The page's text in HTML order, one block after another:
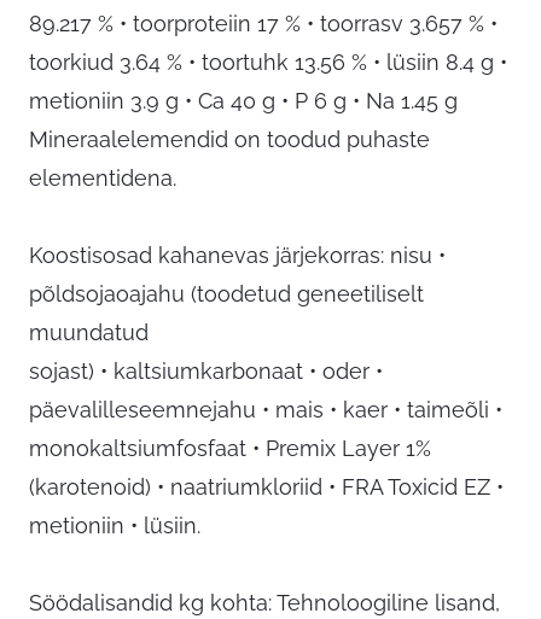
89.217 % • toorproteiin 17 % • toorrasv 3.657 % •
toorkiud 3.64 % • toortuhk 13.56 % • lüsiin 8.4 g •
metioniin 3.9 g • Ca 40 g • P 6 g • Na 1.45 g
Mineraalelemendid on toodud puhaste
elementidena.
Koostisosad kahanevas järjekorras: nisu •
põldsojaoajahu (toodetud geneetiliselt
muundatud
sojast) • kaltsiumkarbonaat • oder •
päevalilleseemnejahu • mais • kaer • taimeõli •
monokaltsiumfosfaat • Premix Layer 1%
(karotenoid) • naatriumkloriid • FRA Toxicid EZ •
metioniin • lüsiin.
Söödalisandid kg kohta: Tehnoloogiline lisand,